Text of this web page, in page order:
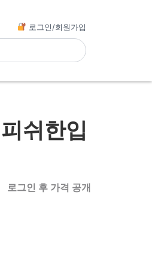
로그인/회원가입
쉬한입
로그인 후 가격 공개